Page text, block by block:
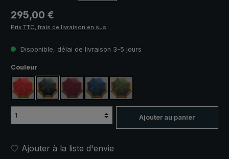
Prix régulier :
295,00 €
Prix TTC, frais de livraison en sus
Disponible, délai de livraison 3-5 jours
Sélectionnez
Couleur
rouge, avec bordure rayée
noir, avec bordure rayée
rouge bordeaux, avec bordure rayée
bleu marine, avec bordure rayée
vert olive, avec bordure rayée
Ajouter au panier
Ajouter à la liste d'envie